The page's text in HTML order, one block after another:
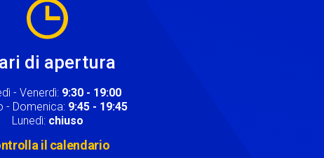
di apertura
- Venerdì: 9:30 - 19:00
- Domenica: 9:45 - 19:45
Lunedì: chiuso
il calendario